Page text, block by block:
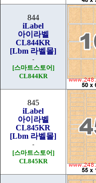
844
iLabel
아이라벨
CL844KR
[Lbm 라벨몰]
-
[스마트스토어]
CL844KR
845
iLabel
아이라벨
CL845KR
[Lbm 라벨몰]
-
[스마트스토어]
CL845KR